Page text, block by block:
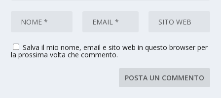
Salva il mio nome, email e sito web in questo browser per
la prossima volta che commento.